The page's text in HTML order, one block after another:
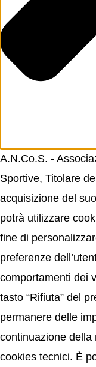
A.N.Co.S. -
Sportive, Titolare
acquisizione del
potrà utilizzare
fine di
preferenze
comportamenti dei
tasto “Rifiuta” del
permanere delle
continuazione della
cookies tecnici. È